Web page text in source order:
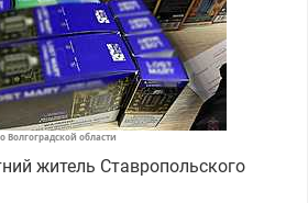
Волгоградской области
житель Ставропольского